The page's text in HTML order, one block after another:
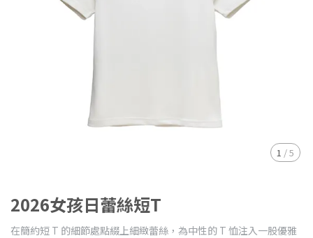
1 /5
2026女孩日蕾絲短T
在簡約短 T 的細節處點綴上細緻蕾絲，為中性的 T 恤注入一股優雅